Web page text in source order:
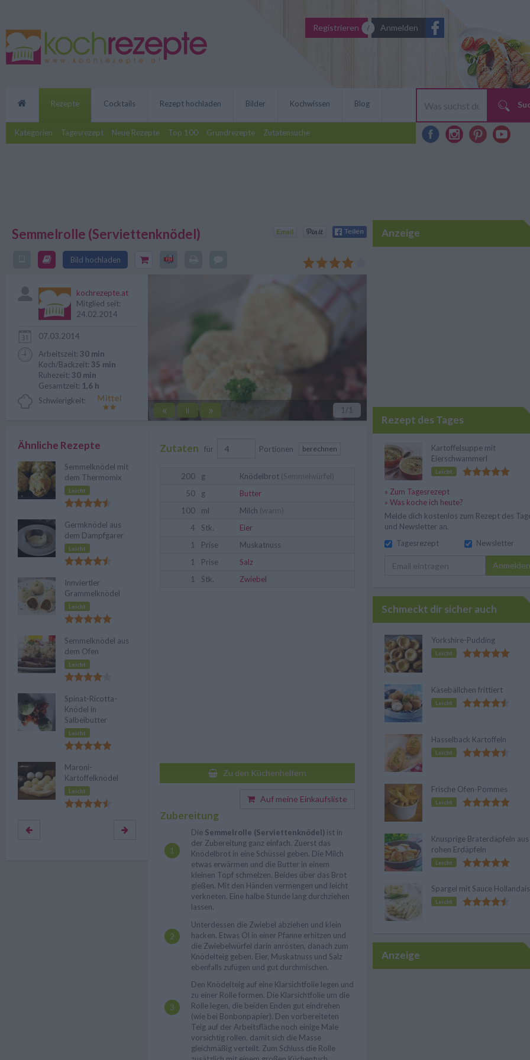
Registrieren Anmelden
Rezepte
Kategorien Tagesrezept Neue Rezepte Top 100 Grundrezepte Zutatensuche
Cocktails Rezept hochladen Bilder Kochwissen Blog
Semmelrolle (Serviettenknödel)
Bild hochladen
Vortag zubereiten, wenn Gäste kommen. Variationen des
Rezepts ergeben sich mit Kräutern, Speck oder Gewürzen.
« || » 1 /1
kochrezepte.at
Mitglied seit:
24.02.2014
07.03.2014
Arbeitszeit: 30 min
Koch/Backzeit: 35 min
Ruhezeit: 30 min
Gesamtzeit: 1,6 h
Schwierigkeit:
Zutaten für Portionen berechnen
200 g Knödelbrot (Semmelwürfel)
50
g
Butter
100
ml Milch (warm)
4
Stk.
Eier
1
Prise
Muskatnuss
1
Prise
Salz
1
Stk. Zwiebel
Zu den Küchenhelfern
Auf meine Einkaufsliste
Zubereitung
Die Semmelrolle (Serviettenknödel) ist in
der Zubereitung ganz einfach. Zuerst das
Knödelbrot in eine Schüssel geben. Die Milch
etwas erwärmen und die Butter in einem
kleinen Topf schmelzen. Beides über das Brot
gießen. Mit den Händen vermengen und leicht
verkneten. Eine halbe Stunde lang durchziehen
lassen.
Unterdessen die Zwiebel abziehen und klein
hacken. Etwas Öl in einer Pfanne erhitzen und
die Zwiebelwürfel darin anrösten, danach zum
Knödelteig geben. Eier, Muskatnuss und Salz
ebenfalls zufügen und gut durchmischen.
Den Knödelteig auf eine Klarsichtfolie legen und
zu einer Rolle formen. Die Klarsichtfolie um die
Rolle legen, die beiden Enden gut eindrehen
(wie bei Bonbonpapier). Den vorbereiteten
Teig auf der Arbeitsfläche noch einige Male
vorsichtig rollen, damit sich die Masse
gleichmäßig verteilt. Zum Schluss die Rolle
Ähnliche Rezepte
Semmelknödel mit
dem Thermomix
Leicht
Germknödel aus
dem Dampfgarer
Leicht
Innviertler
Grammelknödel
Leicht
Semmelknödel aus
dem Ofen
Leicht
Spinat-Ricotta-
Knödel in
Salbeibutter
Leicht
Maroni-
Kartoffelknödel
Leicht
Anzeige
Rezept des Tages
Kartoffelsuppe mit
Eierschwammerl
Leicht
» Zum Tagesrezept
» Was koche ich heute?
Melde dich kostenlos zum Rezept des
und Newsletter an.
Tagesrezept
Newsletter
Anmelden
Schmeckt dir sicher auch
Yorkshire-Pudding
Leicht
Käsebällchen frittiert
Leicht
Hasselback Kartoffeln
Leicht
Frische Ofen-Pommes
Leicht
Knusprige Braterdäpfeln aus
rohen Erdäpfeln
Leicht
Spargel mit Sauce
Leicht
Anzeige